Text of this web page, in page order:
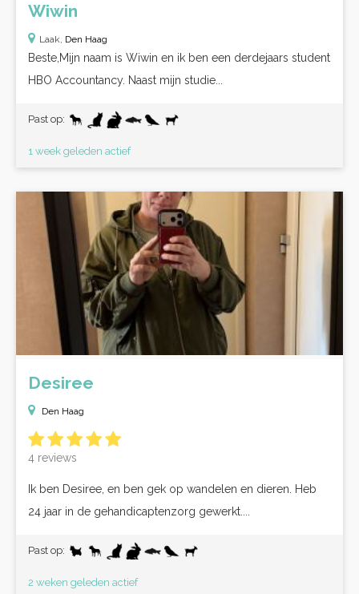
Wiwin
Laak, Den Haag
Beste,Mijn naam is Wiwin en ik ben een derdejaars student
HBO Accountancy. Naast mijn studie...
Past op:
1 week geleden actief
Desiree
Den Haag
4 reviews
Ik ben Desiree, en ben gek op wandelen en dieren. Heb
24 jaar in de gehandicaptenzorg gewerkt....
Past op:
2 weken geleden actief